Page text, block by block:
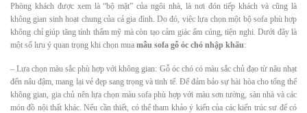
Phòng khách được xem là “bộ mặt” của ngôi nhà, là nơi đón tiếp khách và cũng là
không gian sinh hoạt chung của cả gia đình. Do đó, việc lựa chọn một bộ sofa phù hợp
không chỉ giúp tăng tính thẩm mỹ mà còn tạo cảm giác ấm cúng, tiện nghi. Dưới đây là
một số lưu ý quan trọng khi chọn mua mẫu sofa gỗ óc chó nhập khẩu:
– Lựa chọn màu sắc phù hợp với không gian: Gỗ óc chó có màu sắc chủ đạo từ nâu nhạt
đến nâu đậm, mang lại vẻ đẹp sang trọng và tinh tế. Để đảm bảo sự hài hòa cho tổng thể
không gian, gia chủ nên lựa chọn màu sofa phù hợp với màu sơn tường, sàn nhà và các
món đồ nội thất khác. Nếu cần thiết, có thể tham khảo ý kiến của các kiến trúc sư để có